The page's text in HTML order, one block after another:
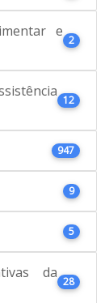
e
2
12
947
9
5
da
28